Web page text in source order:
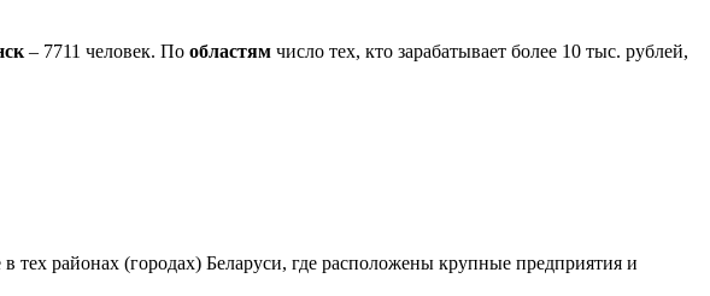
– 7711 человек. По областям число тех, кто зарабатывает более 10 тыс. рублей,
районах (городах) Беларуси, где расположены крупные предприятия и